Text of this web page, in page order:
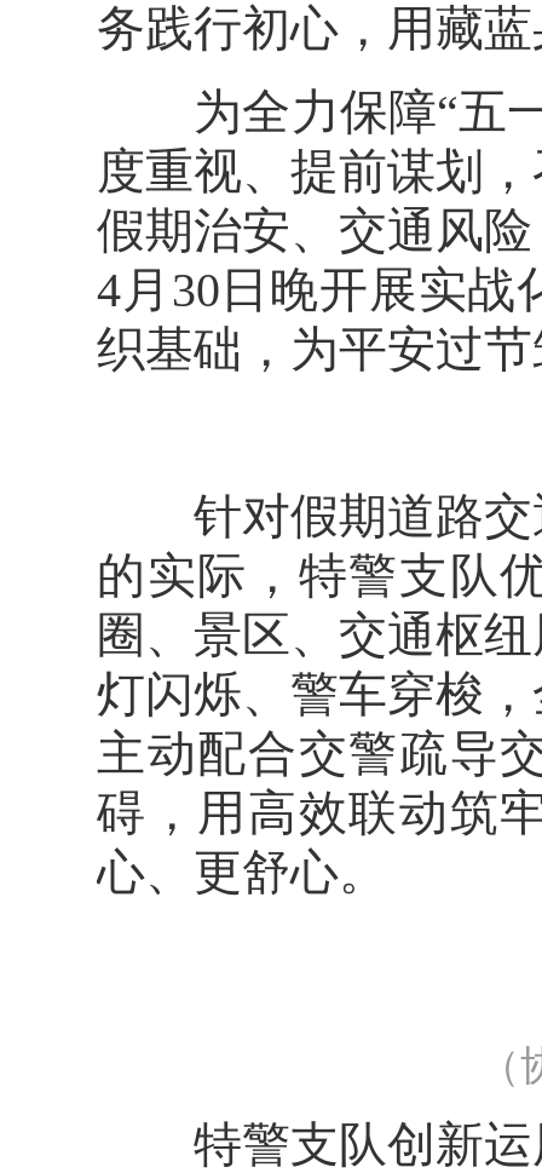
务践行初心，用藏
为全力保障“五一
度重视、提前谋划
假期治安、交通风
4月30日晚开展实战
织基础，为平安过
针对假期道路交
的实际，特警支队
圈、景区、交通枢
灯闪烁、警车穿梭
主动配合交警疏导
碍，用高效联动筑
心、更舒心。
特警支队创新运